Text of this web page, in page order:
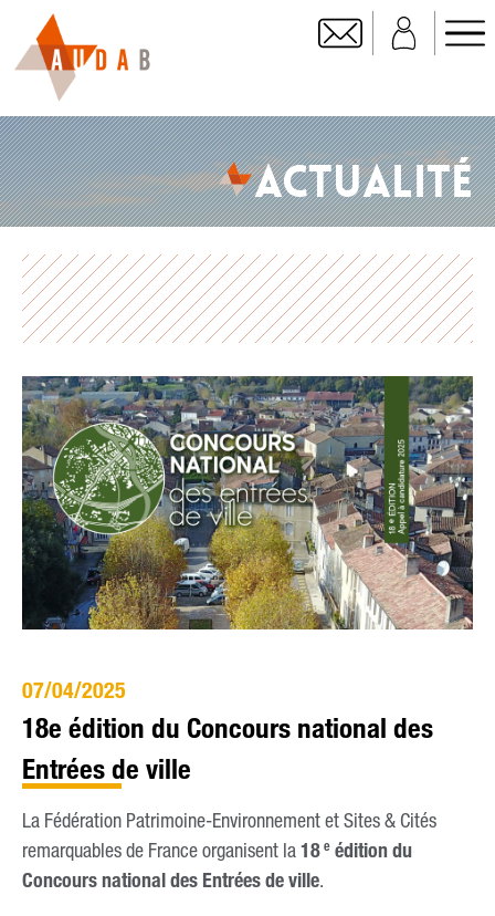
ACTUALITÉ
07/04/2025
18e édition du Concours national des
Entrées de ville
La Fédération Patrimoine-Environnement et Sites & Cités
remarquables de France organisent la 18e édition du
Concours national des Entrées de ville.